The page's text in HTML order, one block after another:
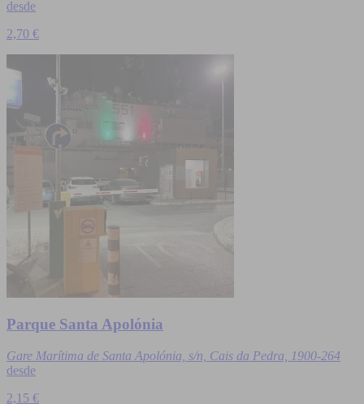
desde
2,70 €
Parque Santa Apolónia
Gare Marítima de Santa Apolónia, s/n, Cais da Pedra, 1900-264
desde
2,15 €